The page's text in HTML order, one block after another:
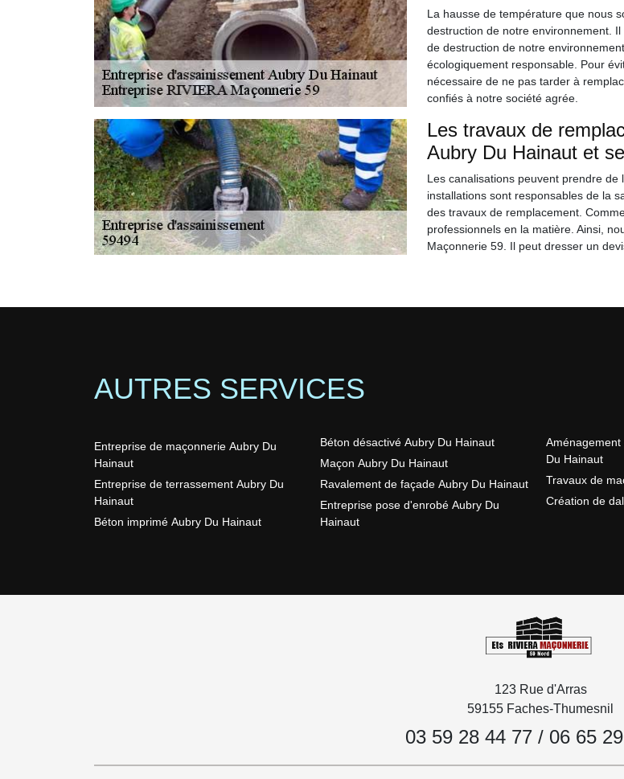
La hausse de température que nous
destruction de notre environnement.
de destruction de notre
écologiquement responsable. Pour
nécessaire de ne pas tarder à
confiés à notre société agrée.
Les travaux de
Aubry Du Hainaut et
Les canalisations peuvent prendre
installations sont responsables de la
des travaux de remplacement.
professionnels en la matière. Ainsi,
Maçonnerie 59. Il peut dresser un
AUTRES SERVICES
Entreprise de maçonnerie Aubry Du
Hainaut
Entreprise de terrassement Aubry Du
Hainaut
Béton imprimé Aubry Du Hainaut
Béton désactivé Aubry Du Hainaut
Maçon Aubry Du Hainaut
Ravalement de façade Aubry Du Hainaut
Entreprise pose d'enrobé Aubry Du
Hainaut
Du Hainaut
Travaux de
Création de
123 Rue d'Arras
59155 Faches-Thumesnil
03 59 28 44 77/ 06 65